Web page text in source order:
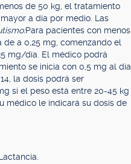
de 50 kg, el tratamiento
a día por medio. Las
Para pacientes con menos
a 0,25 mg, comenzando el
mg/día. El médico podrá
se inicia con 0,5 mg al día
la dosis podrá ser
si el peso está entre 20-45 kg
médico le indicará su dosis de